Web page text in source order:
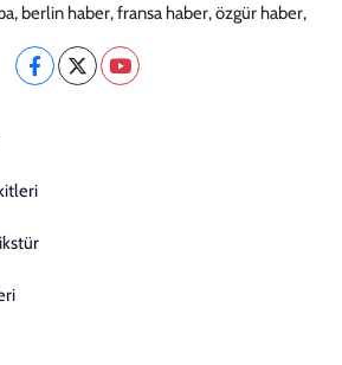
berlin haber, fransa haber, özgür haber,